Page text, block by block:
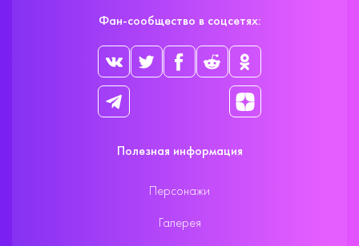
Фан-сообщество в соцсетях:
Полезная информация
Персонажи
Галерея